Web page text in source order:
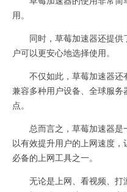
用。
同时，草莓加速器还提供
户可以更安心地选择使用。
不仅如此，草莓加速器还
兼容多种用户设备、全球服
点。
总而言之，草莓加速器是
以有效提升用户的上网速度
必备的上网工具之一。
无论是上网、看视频、打